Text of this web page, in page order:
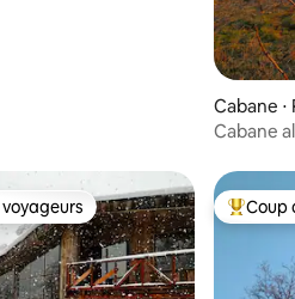
Cabane ⋅
Cabane
les plus appréciés Coups
Coup